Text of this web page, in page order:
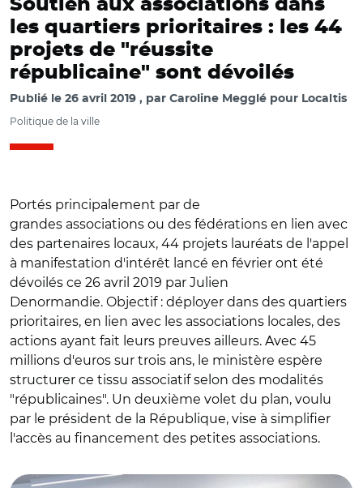
Soutien aux associations dans
les quartiers prioritaires : les 44
projets de "réussite
républicaine" sont dévoilés
Publié le 26 avril 2019 par Caroline Megglé pour Localtis
Politique de la ville
Portés principalement par de
grandes associations ou des fédérations en lien avec
des partenaires locaux, 44 projets lauréats de l'appel
à manifestation d'intérêt lancé en février ont été
dévoilés ce 26 avril 2019 par Julien
Denormandie. Objectif : déployer dans des quartiers
prioritaires, en lien avec les associations locales, des
actions ayant fait leurs preuves ailleurs. Avec 45
millions d'euros sur trois ans, le ministère espère
structurer ce tissu associatif selon des modalités
"républicaines". Un deuxième volet du plan, voulu
par le président de la République, vise à simplifier
l'accès au financement des petites associations.